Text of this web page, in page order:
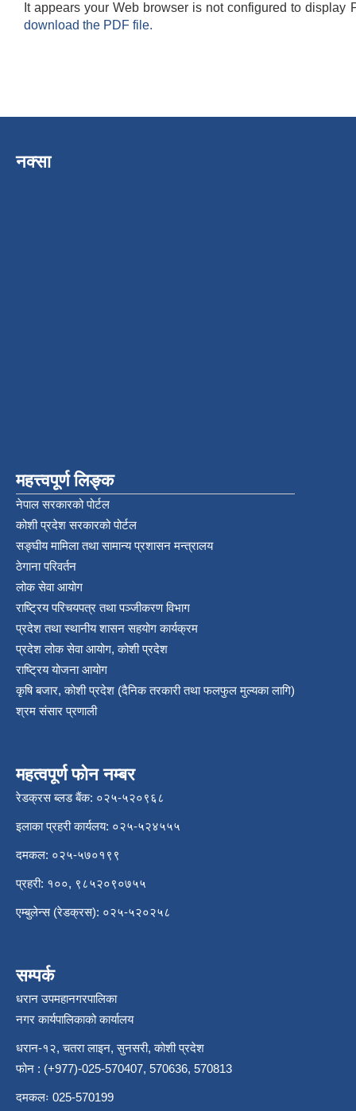
It appears your Web browser is not configured to display
download the PDF file.
नक्सा
महत्त्वपूर्ण लिङ्क
नेपाल सरकारको पोर्टल
कोशी प्रदेश सरकारको पोर्टल
सङ्‍घीय मामिला तथा सामान्य प्रशासन मन्त्रालय
ठेगाना परिवर्तन
लोक सेवा आयोग
राष्ट्रिय परिचयपत्र तथा पञ्‍जीकरण विभाग
प्रदेश तथा स्थानीय शासन सहयोग कार्यक्रम
प्रदेश लोक सेवा आयोग, कोशी प्रदेश
राष्ट्रिय योजना आयोग
कृषि बजार, कोशी प्रदेश (दैनिक तरकारी तथा फलफुल मुल्यका लागि)
श्रम संसार प्रणाली
महत्वपूर्ण फोन नम्बर
रेडक्रस ब्लड बैंक: ०२५-५२०९६८
इलाका प्रहरी कार्यलय: ०२५-५२४५५५
दमकल: ०२५-५७०१९९
प्रहरी: १००, ९८५२०९०७५५
एम्बुलेन्स (रेडक्रस): ०२५-५२०२५८
सम्पर्क
धरान उपमहानगरपालिका
नगर कार्यपालिकाको कार्यालय
धरान-१२, चतरा लाइन, सुनसरी, कोशी प्रदेश
फोन : (+977)-025-570407, 570636, 570813
दमकलः 025-570199